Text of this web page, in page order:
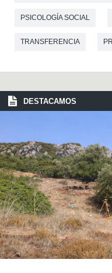
PSICOLOGÍA SOCIAL
TRANSFERENCIA
DESTACAMOS